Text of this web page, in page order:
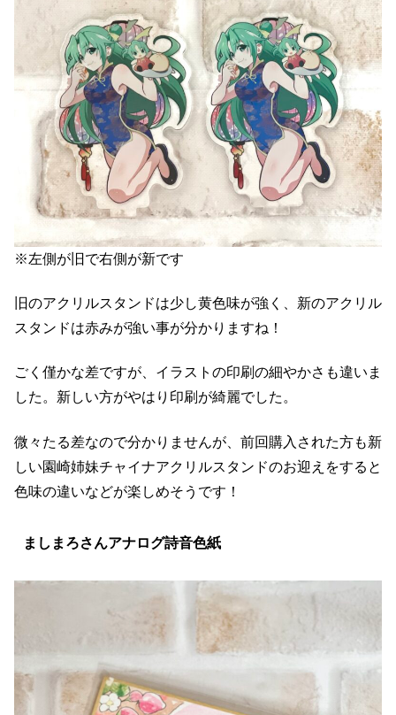
※左側が旧で右側が新です
旧のアクリルスタンドは少し黄色味が強く、新のアクリル
スタンドは赤みが強い事が分かりますね！
ごく僅かな差ですが、イラストの印刷の細やかさも違いま
した。新しい方がやはり印刷が綺麗でした。
微々たる差なので分かりませんが、前回購入された方も新
しい園崎姉妹チャイナアクリルスタンドのお迎えをすると
色味の違いなどが楽しめそうです！
ましまろさんアナログ詩音色紙